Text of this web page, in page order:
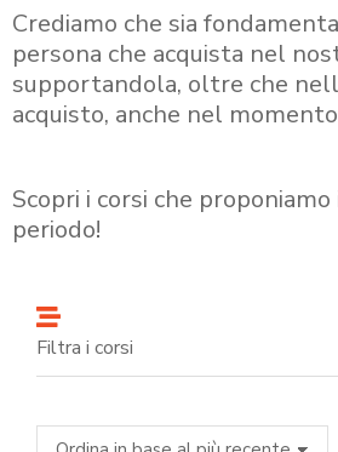
Crediamo che sia
persona che acquista nel
supportandola, oltre che
acquisto, anche nel
Scopri i corsi che
periodo!
Filtra i corsi